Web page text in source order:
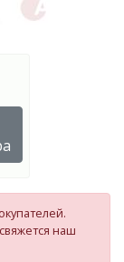
свяжется наш